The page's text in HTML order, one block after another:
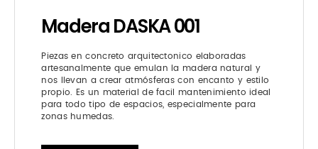
Madera DASKA 001
Piezas en concreto arquitectonico elaboradas
artesanalmente que emulan la madera natural y
nos llevan a crear atmósferas con encanto y estilo
propio. Es un material de facil mantenimiento ideal
para todo tipo de espacios, especialmente para
zonas humedas.